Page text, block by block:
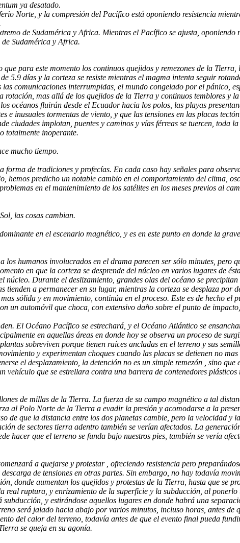
ya desatado.
Norte, y la compresión del Pacífico está oponiendo resistencia
de Sudamérica y Africa. Mientras el Pacífico se ajusta,
Sudamérica y Africa.
para este momento los continuos quejidos y remezones de la
5.9 días y la corteza se resiste mientras el magma intenta seguir
comunicaciones interrumpidas, el mundo congelado por el pánico,
rotación, mas allá de los quejidos de la Tierra y continuos temblores y
océanos fluirán desde el Ecuador hacia los polos, las playas
inusuales tormentas de viento, y que las tensiones en las placas
ciudades implotan, puentes y caminos y vías férreas se tuercen, toda
totalmente inoperante.
mucho tiempo.
de tradiciones y profecías. En cada caso hay señales para
hemos predicho un notable cambio en el comportamiento del clima,
en el mantenimiento de los satélites en los meses previos al
las cosas cambian.
en el escenario magnético, y es en este punto en donde la
humanos involucrados en el drama parecen ser sólo minutes, pero
en que la corteza se desprende del núcleo en varios lugares de
Durante el deslizamiento, grandes olas del océano se
a permanecer en su lugar, mientras la corteza se desplaza por
sólida y en movimiento, continúa en el proceso. Este es de hecho el
un automóvil que choca, con extensivo daño sobre el punto de
El Océano Pacífico se estrechará, y el Océano Atlántico se
en aquellas áreas en donde hoy se observa un proceso de
sobreviven porque tienen raíces ancladas en el terreno y sus
y experimentan choques cuando las placas se detienen no
el desplazamiento, la detención no es un simple remezón , sino
que se estrellara contra una barrera de contenedores
de millas de la Tierra. La fuerza de su campo magnético a tal
al Polo Norte de la Tierra a evadir la presión y acomodarse a la
de que la distancia entre los dos planetas cambie, pero la velocidad y
de sectores tierra adentro también se verían afectados. La
hacer que el terreno se funda bajo nuestros pies, también se vería
a quejarse y protestar , ofreciendo resistencia pero
de tensiones en otras partes. Sin embargo, no hay todavía
donde aumentan los quejidos y protestas de la Tierra, hasta que se
real ruptura, y enrizamiento de la superficie y la subducción, al
y estirándose aquellos lugares en donde habrá una
será jalado hacia abajo por varios minutos, incluso horas, antes
del calor del terreno, todavía antes de que el evento final pueda
se queja en su agonía.